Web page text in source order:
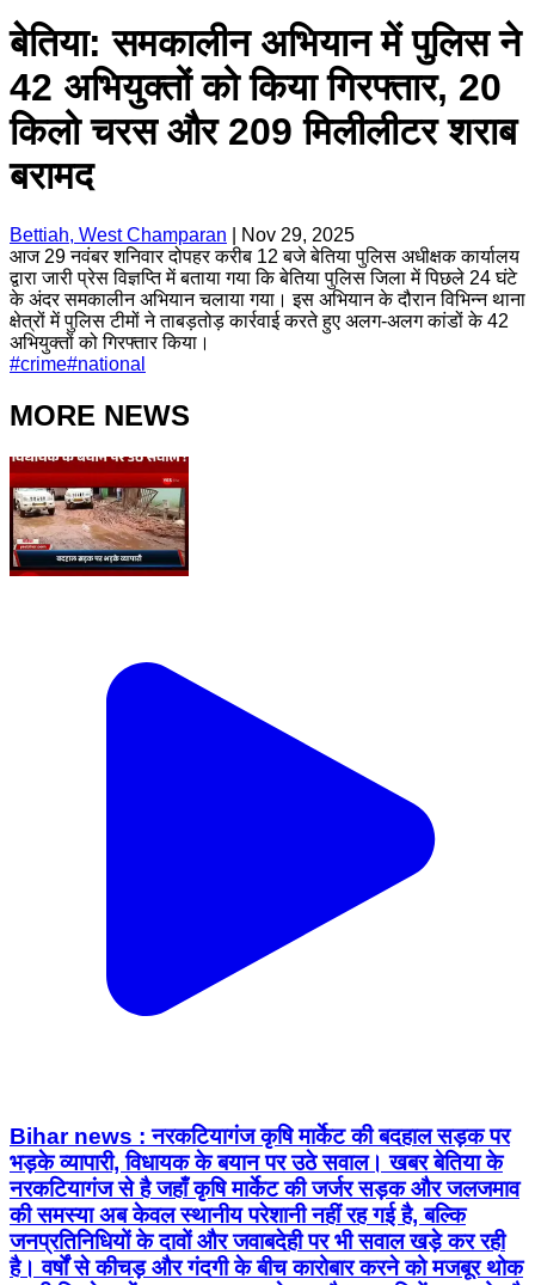
बेतिया: समकालीन अभियान में पुलिस ने
42 अभियुक्तों को किया गिरफ्तार, 20
किलो चरस और 209 मिलीलीटर शराब
बरामद
Bettiah, West Champaran
Nov 29, 2025
आज 29 नवंबर शनिवार दोपहर करीब 12 बजे बेतिया पुलिस अधीक्षक कार्यालय
द्वारा जारी प्रेस विज्ञप्ति में बताया गया कि बेतिया पुलिस जिला में पिछले 24 घंटे
के अंदर समकालीन अभियान चलाया गया। इस अभियान के दौरान विभिन्न थाना
क्षेत्रों में पुलिस टीमों ने ताबड़तोड़ कार्रवाई करते हुए अलग-अलग कांडों के 42
अभियुक्तों को गिरफ्तार किया।
#crime#national
MORE NEWS
Bihar news : नरकटियागंज कृषि मार्केट की बदहाल सड़क पर
भड़के व्यापारी, विधायक के बयान पर उठे सवाल। खबर बेतिया के
नरकटियागंज से है जहाँ कृषि मार्केट की जर्जर सड़क और जलजमाव
की समस्या अब केवल स्थानीय परेशानी नहीं रह गई है, बल्कि
जनप्रतिनिधियों के दावों और जवाबदेही पर भी सवाल खड़े कर रही
है। वर्षों से कीचड़ और गंदगी के बीच कारोबार करने को मजबूर थोक